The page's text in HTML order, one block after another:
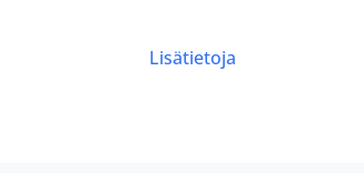
Lisätietoja